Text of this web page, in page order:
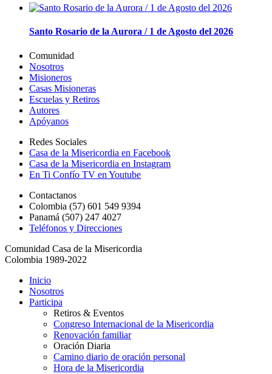
Santo Rosario de la Aurora / 1 de Agosto del 2026
Comunidad
Nosotros
Misioneros
Casas Misioneras
Escuelas y Retiros
Autores
Apóyanos
Redes Sociales
Casa de la Misericordia en Facebook
Casa de la Misericordia en Instagram
En Ti Confío TV en Youtube
Contactanos
Colombia (57) 601 549 9394
Panamá (507) 247 4027
Teléfonos y Direcciones
Comunidad Casa de la Misericordia
Colombia 1989-2022
Inicio
Nosotros
Participa
Retiros & Eventos
Congreso Internacional de la Misericordia
Renovación familiar
Oración Diaria
Camino diario de oración personal
Hora de la Misericordia